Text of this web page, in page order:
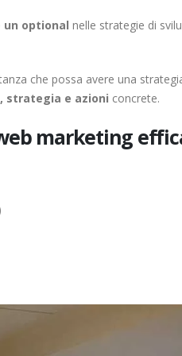
un optional nelle strategie di
che possa avere una
strategia e azioni concrete.
marketing